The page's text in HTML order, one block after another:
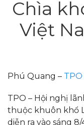
Chìa
Việt
Phú Quang – TPO
TPO – Hội nghị
thuộc khuôn khổ
diễn ra vào sáng